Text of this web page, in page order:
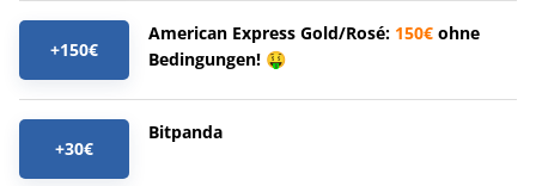
+150€
American Express Gold/Rosé: 150€ ohne
Bedingungen! 🤑
+30€
Bitpanda